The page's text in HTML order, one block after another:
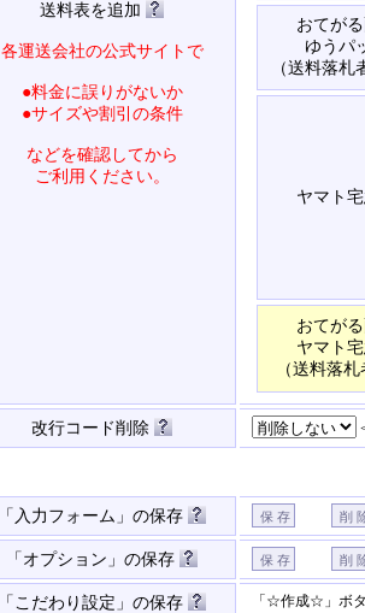
送料表を追加
各運送会社の公式サイトで
●料金に誤りがないか
●サイズや割引の条件
などを確認してから
ご利用ください。
おてが
ゆうパ
（送料落札
ヤマト
おてが
ヤマト
（送料落
改行コード削除
「入力フォーム」の保存
「オプション」の保存
「こだわり設定」の保存 「☆作成☆」ボ